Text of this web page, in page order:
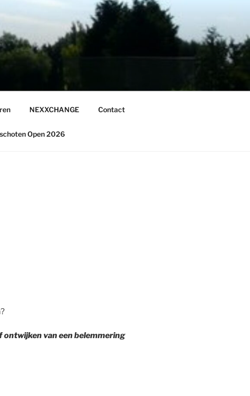
NEXXCHANGE Contact
Open 2026
ontwijken van een belemmering